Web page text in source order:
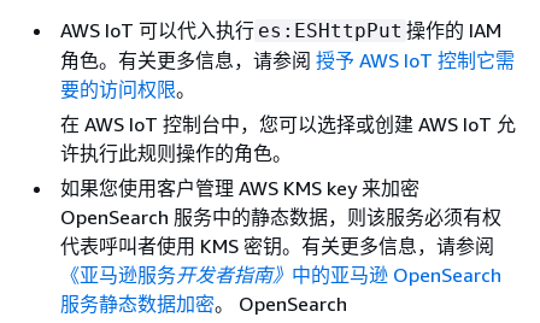
AWS IoT 可以代入执行 es:ESHttpPut 操作的 IAM
角色。有关更多信息，请参阅 授予 AWS IoT 控制它需
要的访问权限。
在 AWS IoT 控制台中，您可以选择或创建 AWS IoT 允
许执行此规则操作的角色。
如果您使用客户管理 AWS KMS key 来加密
OpenSearch 服务中的静态数据，则该服务必须有权
代表呼叫者使用 KMS 密钥。有关更多信息，请参阅
《亚马逊服务开发者指南》 中的亚马逊 OpenSearch
服务静态数据加密。 OpenSearch